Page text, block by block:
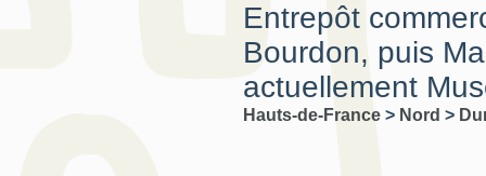
Entrepôt
Bourdon, puis
actuellement
Hauts-de-France > Nord >